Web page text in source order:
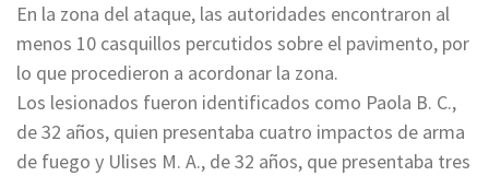
En la zona del ataque, las autoridades encontraron al
menos 10 casquillos percutidos sobre el pavimento, por
lo que procedieron a acordonar la zona.
Los lesionados fueron identificados como Paola B. C.,
de 32 años, quien presentaba cuatro impactos de arma
de fuego y Ulises M. A., de 32 años, que presentaba tres